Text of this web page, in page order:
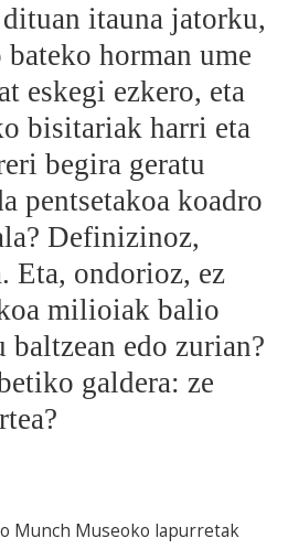
itauna jatorku,
horman ume
eskegi ezkero, eta
bisitariak harri eta
begira geratu
pentsetakoa koadro
Definizinoz,
Eta, ondorioz, ez
milioiak balio
baltzean edo zurian?
galdera: ze
Munch Museoko lapurretak